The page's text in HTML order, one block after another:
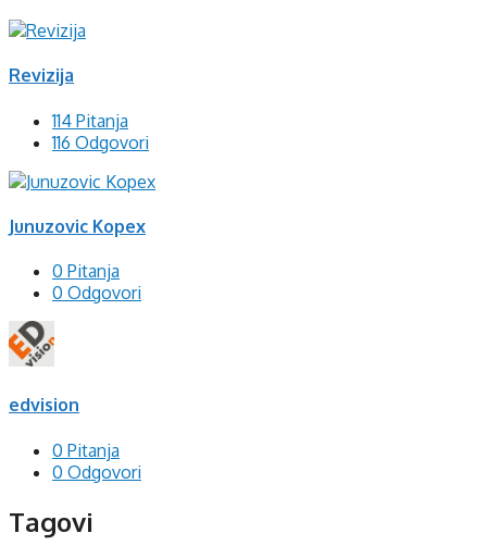
Revizija
114 Pitanja
116 Odgovori
Junuzovic Kopex
0 Pitanja
0 Odgovori
edvision
0 Pitanja
0 Odgovori
Tagovi